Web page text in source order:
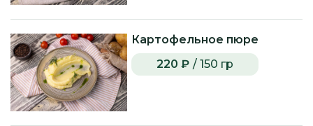
Картофельное пюре
220 ₽ / 150 гр